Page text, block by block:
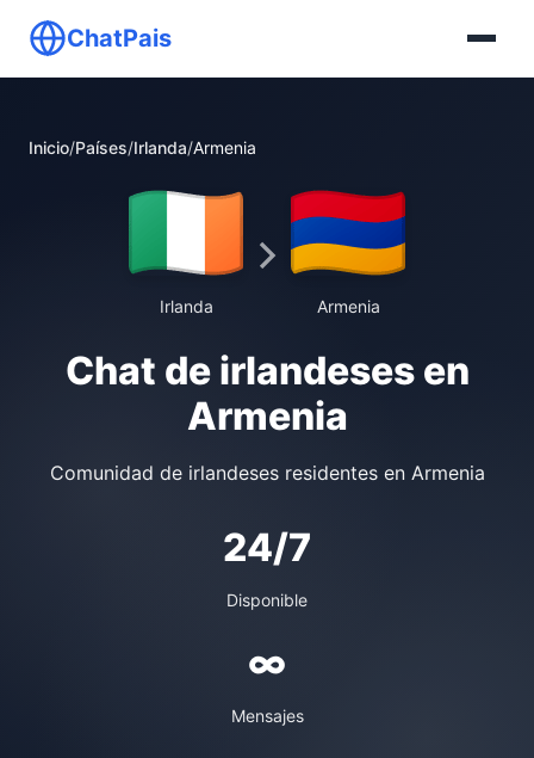
ChatPais
Inicio/Países/Irlanda/Armenia
Irlanda Armenia
Chat de irlandeses en
Armenia
Comunidad de irlandeses residentes en Armenia
24/7
Disponible
∞
Mensajes